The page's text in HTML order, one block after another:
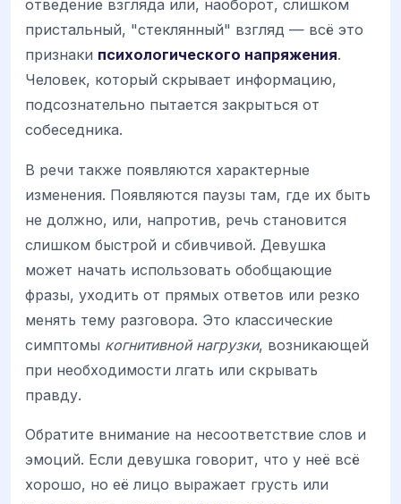
отведение взгляда или, наоборот, слишком
пристальный, "стеклянный" взгляд — всё это
признаки психологического напряжения.
Человек, который скрывает информацию,
подсознательно пытается закрыться от
собеседника.
В речи также появляются характерные
изменения. Появляются паузы там, где их быть
не должно, или, напротив, речь становится
слишком быстрой и сбивчивой. Девушка
может начать использовать обобщающие
фразы, уходить от прямых ответов или резко
менять тему разговора. Это классические
симптомы когнитивной нагрузки, возникающей
при необходимости лгать или скрывать
правду.
Обратите внимание на несоответствие слов и
эмоций. Если девушка говорит, что у неё всё
хорошо, но её лицо выражает грусть или